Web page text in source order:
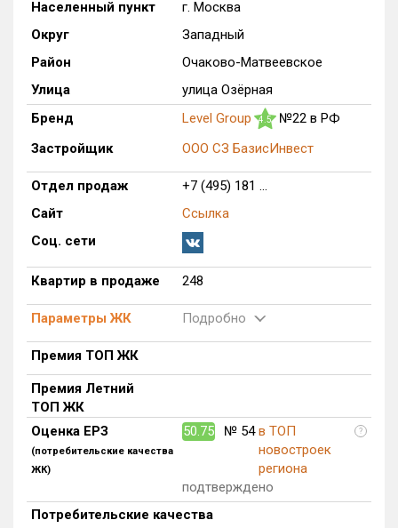
Оценка ЕРЗ ЖК
от
с продажами
Рейтинг ЕРЗ
Найдено:
Жилых комплексов
1 из 1 402
Многоквартирных домов
Блокированных домов
Домов с апартаментами
0 из 258
Поселков таунхаусов
Многоквартирных домов
Блокированных домов
0 из 175
Квартир, апартаментов,
блоков в БД
248 из 56 039
Населенный пункт
г. Москва
Округ
Западный
Район
Очаково-Матвеевское
Улица
улица Озёрная
Бренд
Level Group 4.5
№22 в РФ
Застройщик
ООО СЗ БазисИнвест
Отдел продаж
+7 (495) 181 ...
Сайт
Ссылка
Соц. сети
Квартир в продаже 248
Параметры ЖК Подробно
Премия ТОП ЖК
Премия Летний
ТОП ЖК
Оценка ЕРЗ
(потребительские качества
ЖК)
50.75 № 54 в ТОП
новостроек
региона
?
подтверждено
Потребительские качества